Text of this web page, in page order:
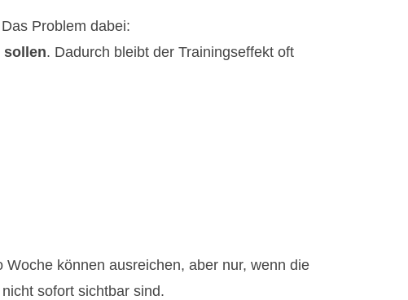
Problem dabei:
sollen. Dadurch bleibt der Trainingseffekt oft
können ausreichen, aber nur, wenn die
sofort sichtbar sind.